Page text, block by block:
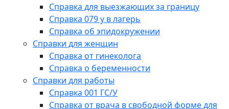
Справка для выезжающих за границу
Справка 079 у в лагерь
Справка об эпидокружении
Справки для женщин
Справка от гинеколога
Справка о беременности
Справки для работы
Справка 001 ГС/У
Справка от врача в свободной форме для